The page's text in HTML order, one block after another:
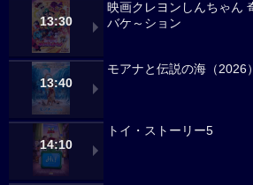
13:30
映画クレヨンしんちゃん
バケ～ション
13:40
モアナと伝説の海（2026）
14:10
トイ・ストーリー5